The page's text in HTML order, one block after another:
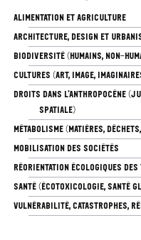
ALIMENTATION ET AGRICULTURE
ARCHITECTURE, DESIGN ET
BIODIVERSITÉ (HUMAINS, NON-
CULTURES (ART, IMAGE,
DROITS DANS L’ANTHROPOCÈNE
SPATIALE)
MÉTABOLISME (MATIÈRES,
MOBILISATION DES SOCIÉTÉS
RÉORIENTATION ÉCOLOGIQUES
SANTÉ (ÉCOTOXICOLOGIE, SANTÉ
VULNÉRABILITÉ, CATASTROPHES,